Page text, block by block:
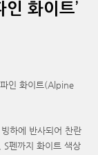
화이트’
인 화이트(Alpine
하에 반사되어 찬란
펜까지 화이트 색상